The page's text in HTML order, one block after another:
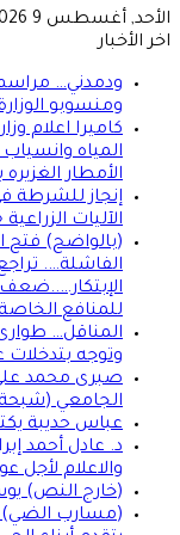
الأحد, أغسطس 9 2026
اخر الأخبار
ودمدني…
ومنسوبو
كاميرا اعلام
المياه
الأمطار
إنجاز
الآليات الزراعية
(بالواضح) فتح
الفاشلة….
للمنافع
المناقل…
وتوجه بتدخلات
صبرى محمد
الجامعي (شبحة
عباس حديبة
د. عادل أحمد
والاعلام لأجل
(خارج النص)
(مسارب الضي)